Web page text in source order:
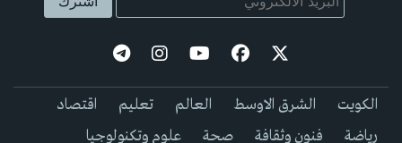
الكويت الشرق الاوسط العالم تعليم
اقتصاد
رياضة
فنون وثقافة صحة علوم وتكنولوجيا